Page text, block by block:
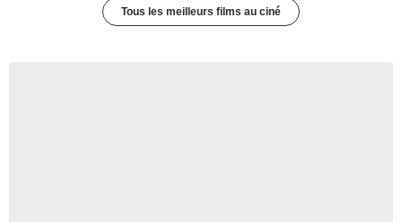
Tous les meilleurs films au ciné